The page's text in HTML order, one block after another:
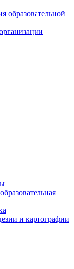
образовательной
и картографии